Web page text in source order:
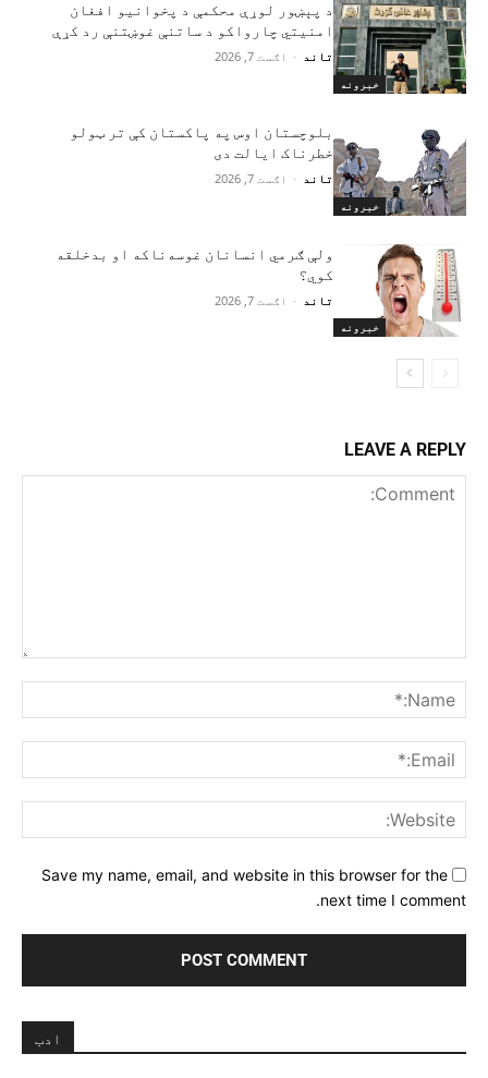
خبرونه
د پېښور لوړې محکمې د پخوانیو افغان
امنیتي چارواکو د ساتنې غوښتنې رد کړې
تاند - اګست 7, 2026
خبرونه
بلوچستان اوس په پاکستان کې تر ټولو
خطرناک ایالت دی
تاند - اګست 7, 2026
خبرونه
ولې ګرمي انسانان غوسه‌ناکه او بدخلقه
کوي؟
تاند - اګست 7, 2026
LEAVE A REPLY
Save my name, email, and website in this browser for the
next time I comment.
ادب